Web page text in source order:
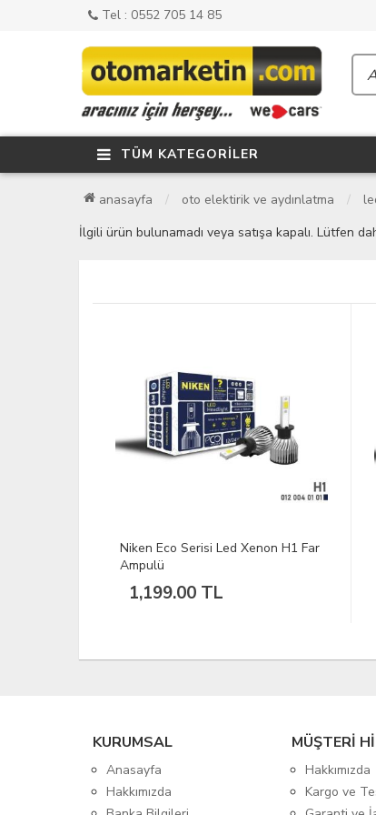
Tel : 0552 705 14 85
TÜM KATEGORİLER
anasayfa oto elektirik ve aydınlatma
İlgili ürün bulunamadı veya satışa kapalı. Lütfen
Niken Pro Serisi Led Xenon H11
Far Ampulü
1,499.00 TL
KURUMSAL
Anasayfa
Hakkımızda
MÜŞTERİ
Hakkımızda
Kargo ve